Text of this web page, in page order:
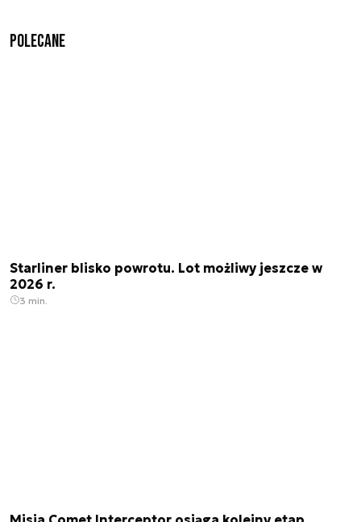
Polecane
Starliner blisko powrotu. Lot możliwy jeszcze w
2026 r.
3 min.